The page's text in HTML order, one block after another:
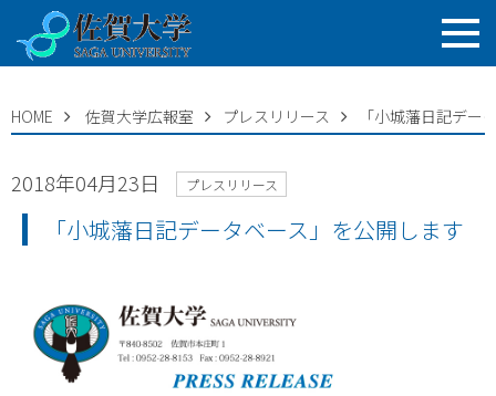
HOME 佐賀大学広報室 プレスリリース 「小城藩日記デー
2018年04月23日 プレスリリース
「小城藩日記データベース」を公開します